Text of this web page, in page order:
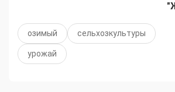
озимый сельхозкультуры
урожай